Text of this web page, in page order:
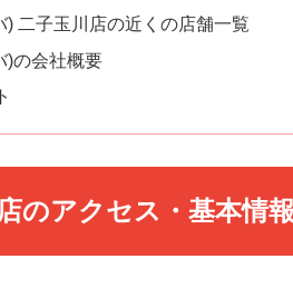
) 二子玉川店の近くの店舗一覧
)の会社概要
のアクセス・基本情報